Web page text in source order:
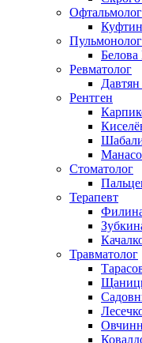
Офтальмолог
Пульмонолог
Белова
Ревматолог
Рентген
Стоматолог
Терапевт
Травматолог